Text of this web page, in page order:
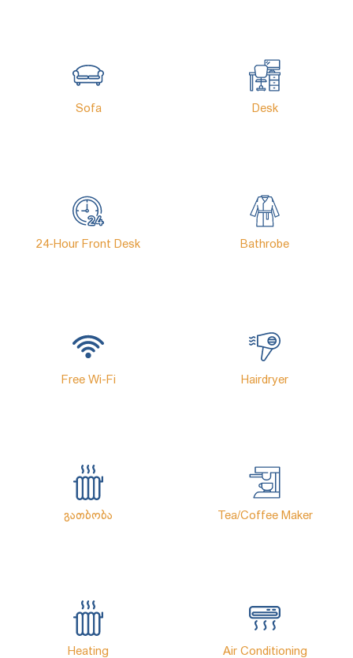
Sofa Desk
24-Hour Front Desk Bathrobe
Free Wi-Fi Hairdryer
Გათბობა Tea/Coffee Maker
Heating Air Conditioning